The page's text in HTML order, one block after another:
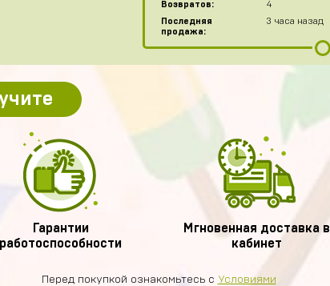
Возвратов:
4
Последняя
продажа:
3 часа назад
Гарантии
работоспособности
Мгновенная доставка в
кабинет
Перед покупкой ознакомьтесь с Условиями